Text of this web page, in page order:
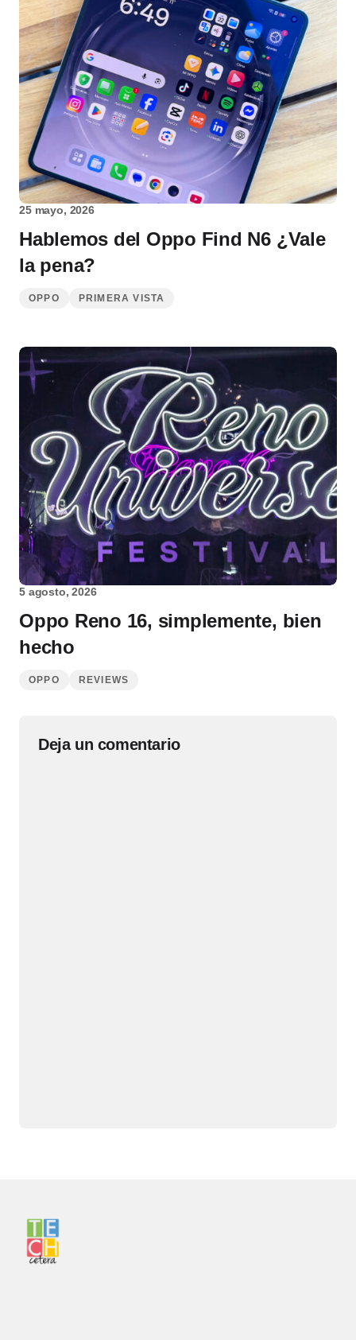
25 mayo, 2026
Hablemos del Oppo Find N6 ¿Vale
la pena?
OPPO PRIMERA VISTA
5 agosto, 2026
Oppo Reno 16, simplemente, bien
hecho
OPPO REVIEWS
Deja un comentario